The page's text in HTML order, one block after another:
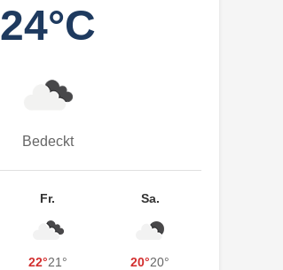
24°C
Bedeckt
Fr.
22°21°
Sa.
20°20°